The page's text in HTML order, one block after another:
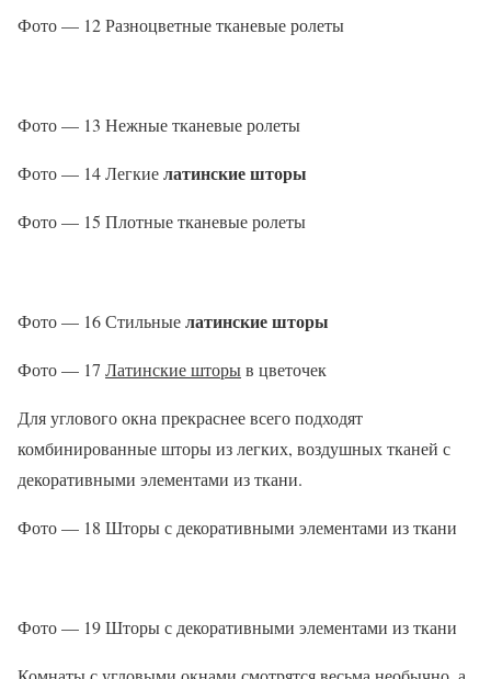
Фото — 12 Разноцветные тканевые ролеты
Фото — 13 Нежные тканевые ролеты
Фото — 14 Легкиелатинские шторы
Фото — 15 Плотные тканевые ролеты
Фото — 16 Стильныелатинские шторы
Фото — 17 Латинские шторыв цветочек
Для углового окна прекраснее всего подходят
комбинированные шторы из легких, воздушных тканей с
декоративными элементами из ткани.
Фото — 18 Шторы с декоративными элементами из ткани
Фото — 19 Шторы с декоративными элементами из ткани